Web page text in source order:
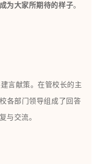
为大家所期待的样子。
言献策。在管校长的主
各部门领导组成了回答
与交流。